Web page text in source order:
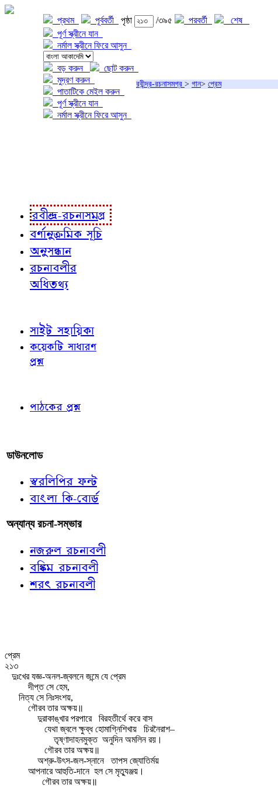
প্রথম পূর্ববর্তী পৃষ্ঠা /৩৯৫ পরবর্তী
শেষ
পূর্ণ স্ক্রীনে যান
নর্মাল স্ক্রীনে ফিরে আসুন
বড় করুন
ছোট করুন
মুদ্রণ করুন
পাতাটিকে মেইল করুন
পূর্ণ স্ক্রীনে যান
নর্মাল স্ক্রীনে ফিরে আসুন
রবীন্দ্র-রচনাসমগ্র > গান> প্রেম
রবীন্দ্র-রচনাসমগ্র
বর্ণানুক্রমিক সূচি
অনুসন্ধান
রচনাবলীর
অধিতথ্য
সাইট সহায়িকা
কয়েকটি সাধারণ
প্রশ্ন
পাঠকের প্রশ্ন
ডাউনলোড
স্বরলিপির ফন্ট
বাংলা কি-বোর্ড
অন্যান্য রচনা-সম্ভার
নজরুল রচনাবলী
বঙ্কিম রচনাবলী
শরৎ রচনাবলী
প্রেম
২১৩
দুঃখের যজ্ঞ-অনল-জ্বলনে জন্মে যে প্রেম
দীপ্ত সে হেম,
নিত্য সে নিঃসংশয়,
গৌরব তার অক্ষয়॥
দুরাকাঙ্খার পরপারে
বিরহতীর্থে করে বাস
যেথা জ্বলে ক্ষুব্ধ হোমাগ্নিশিখায়
চিরনৈরাশ–
তৃষ্ণাদাহনমুক্ত অনুদিন অমলিন রয়।
গৌরব তার অক্ষয়॥
অশ্রু-উৎস-জল-স্নানে
তাপস জ্যোতির্ময়
আপনারে আহুতি-দানে হল সে মৃত্যুঞ্জয়।
গৌরব তার অক্ষয়॥